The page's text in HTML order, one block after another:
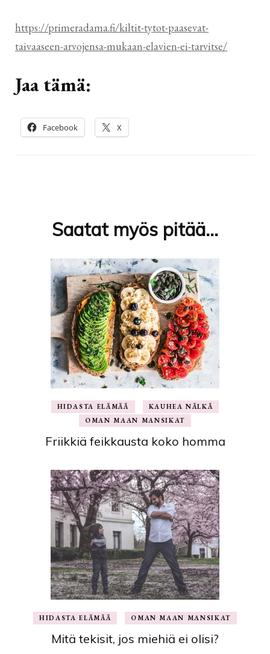
https://primeradama.fi/kiltit-tytot-paasevat-
taivaaseen-arvojensa-mukaan-elavien-ei-tarvitse/
Jaa tämä:
Facebook X
Saatat myös pitää...
HIDASTA ELÄMÄÄ
KAUHEA NÄLKÄ
OMAN MAAN MANSIKAT
Friikkiä feikkausta koko homma
HIDASTA ELÄMÄÄ OMAN MAAN MANSIKAT
Mitä tekisit, jos miehiä ei olisi?